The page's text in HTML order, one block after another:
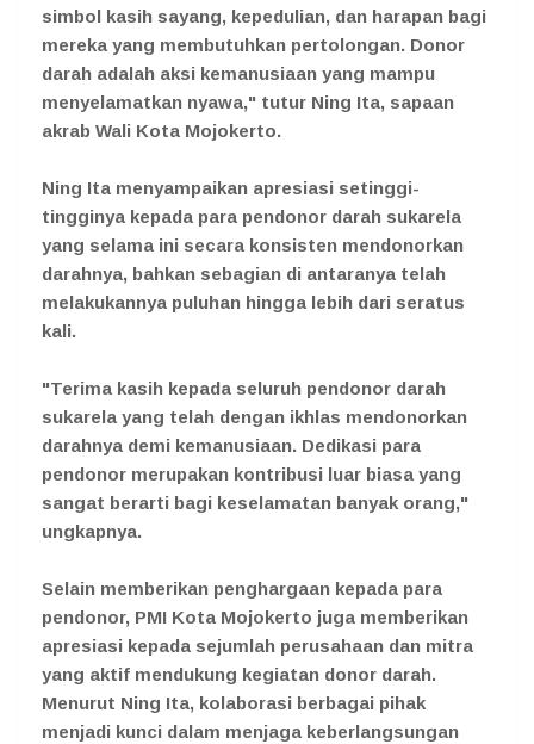
simbol kasih sayang, kepedulian, dan harapan bagi
mereka yang membutuhkan pertolongan. Donor
darah adalah aksi kemanusiaan yang mampu
menyelamatkan nyawa," tutur Ning Ita, sapaan
akrab Wali Kota Mojokerto.
Ning Ita menyampaikan apresiasi setinggi-
tingginya kepada para pendonor darah sukarela
yang selama ini secara konsisten mendonorkan
darahnya, bahkan sebagian di antaranya telah
melakukannya puluhan hingga lebih dari seratus
kali.
"Terima kasih kepada seluruh pendonor darah
sukarela yang telah dengan ikhlas mendonorkan
darahnya demi kemanusiaan. Dedikasi para
pendonor merupakan kontribusi luar biasa yang
sangat berarti bagi keselamatan banyak orang,"
ungkapnya.
Selain memberikan penghargaan kepada para
pendonor, PMI Kota Mojokerto juga memberikan
apresiasi kepada sejumlah perusahaan dan mitra
yang aktif mendukung kegiatan donor darah.
Menurut Ning Ita, kolaborasi berbagai pihak
menjadi kunci dalam menjaga keberlangsungan